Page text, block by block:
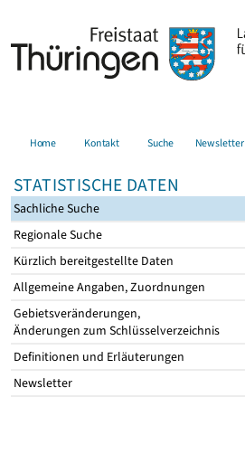
Home Kontakt Suche Newsletter
STATISTISCHE DATEN
Sachliche Suche
Regionale Suche
Kürzlich bereitgestellte Daten
Allgemeine Angaben, Zuordnungen
Gebietsveränderungen,
Änderungen zum Schlüsselverzeichnis
Definitionen und Erläuterungen
Newsletter